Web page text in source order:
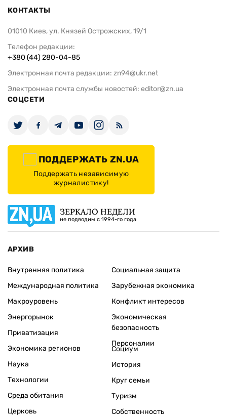
КОНТАКТЫ
01010 Киев, ул. Князей Острожских, 19/1
Телефон редакции:
+380 (44) 280-04-85
Электронная почта редакции: zn94@ukr.net
Электронная почта службы новостей: editor@zn.ua
СОЦСЕТИ
ПОДДЕРЖАТЬ ZN.UA
Поддержать независимую
журналистику!
ЗЕРКАЛО НЕДЕЛИ
не подводим с 1994-го года
АРХИВ
Внутренняя политика
Международная политика
Макроуровень
Энергорынок
Приватизация
Экономика регионов
Социальная защита
Зарубежная экономика
Конфликт интересов
Экономическая
безопасность
Персоналии
Наука
Технологии
Среда обитания
Церковь
Социум
История
Круг семьи
Туризм
Собственность